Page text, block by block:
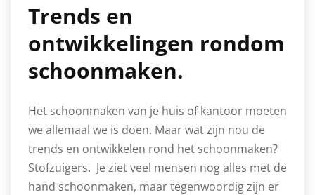
Trends en
ontwikkelingen rondom
schoonmaken.
Het schoonmaken van je huis of kantoor moeten
we allemaal we is doen. Maar wat zijn nou de
trends en ontwikkelen rond het schoonmaken?
Stofzuigers. Je ziet veel mensen nog alles met de
hand schoonmaken, maar tegenwoordig zijn er